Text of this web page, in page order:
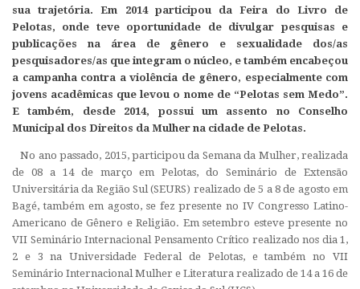
sua trajetória. Em 2014 participou da Feira do Livro de
Pelotas, onde teve oportunidade de divulgar pesquisas e
publicações na área de gênero e sexualidade dos/as
pesquisadores/as que integram o núcleo, e também encabeçou
a campanha contra a violência de gênero, especialmente com
jovens acadêmicas que levou o nome de “Pelotas sem Medo”.
E também, desde 2014, possui um assento no Conselho
Municipal dos Direitos da Mulher na cidade de Pelotas.
No ano passado, 2015, participou da Semana da Mulher, realizada
de 08 a 14 de março em Pelotas, do Seminário de Extensão
Universitária da Região Sul (SEURS) realizado de 5 a 8 de agosto em
Bagé, também em agosto, se fez presente no IV Congresso Latino-
Americano de Gênero e Religião. Em setembro esteve presente no
VII Seminário Internacional Pensamento Crítico realizado nos dia 1,
2 e 3 na Universidade Federal de Pelotas, e também no VII
Seminário Internacional Mulher e Literatura realizado de 14 a 16 de